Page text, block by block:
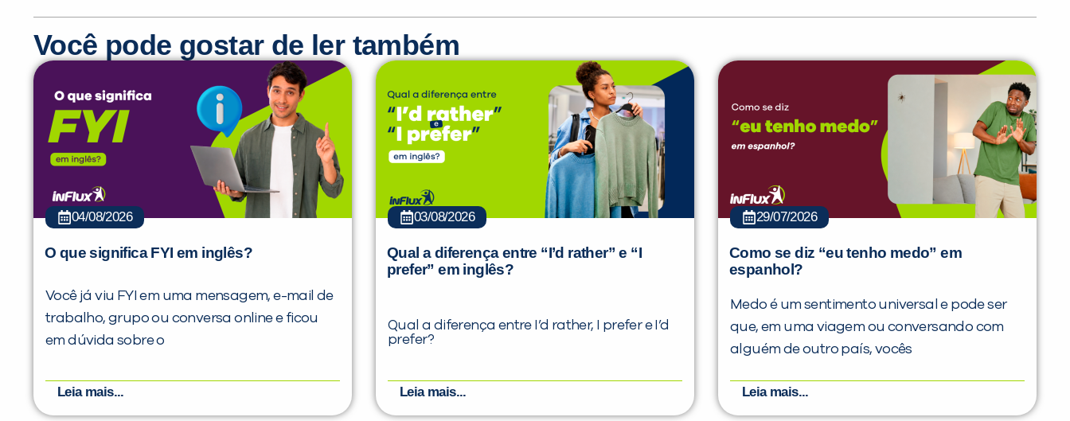
Você pode gostar de ler também
04/08/2026
O que significa FYI em inglês?
Você já viu FYI em uma mensagem, e-mail de
trabalho, grupo ou conversa online e ficou
em dúvida sobre o
Leia mais...
03/08/2026
Qual a diferença entre “I’d rather” e “I
prefer” em inglês?
Qual a diferença entre I’d rather, I prefer e I’d
prefer?
Leia mais...
29/07/2026
Como se diz “eu tenho medo” em
espanhol?
Medo é um sentimento universal e pode ser
que, em uma viagem ou conversando com
alguém de outro país, vocês
Leia mais...